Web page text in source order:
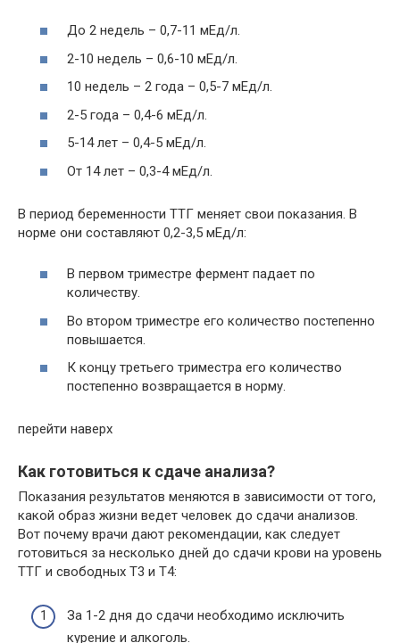
До 2 недель – 0,7-11 мЕд/л.
2-10 недель – 0,6-10 мЕд/л.
10 недель – 2 года – 0,5-7 мЕд/л.
2-5 года – 0,4-6 мЕд/л.
5-14 лет – 0,4-5 мЕд/л.
От 14 лет – 0,3-4 мЕд/л.
В период беременности ТТГ меняет свои показания. В
норме они составляют 0,2-3,5 мЕд/л:
В первом триместре фермент падает по
количеству.
Во втором триместре его количество постепенно
повышается.
К концу третьего триместра его количество
постепенно возвращается в норму.
перейти наверх
Как готовиться к сдаче анализа?
Показания результатов меняются в зависимости от того,
какой образ жизни ведет человек до сдачи анализов.
Вот почему врачи дают рекомендации, как следует
готовиться за несколько дней до сдачи крови на уровень
ТТГ и свободных Т3 и Т4:
За 1-2 дня до сдачи необходимо исключить
курение и алкоголь.